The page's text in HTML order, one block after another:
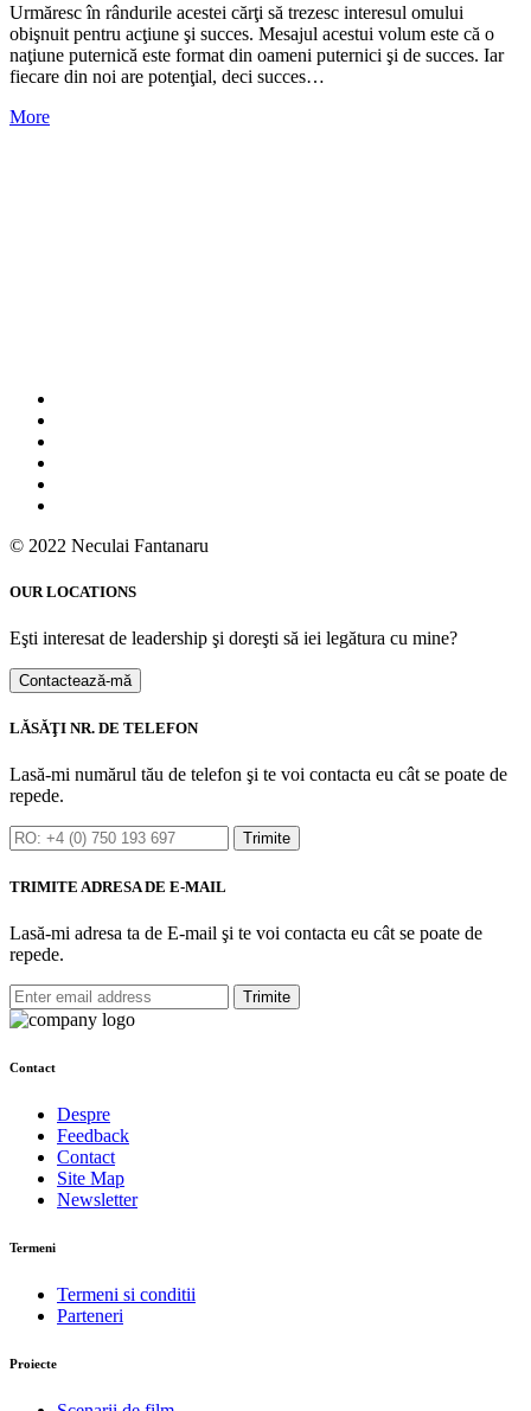
Urmăresc în rândurile acestei cărţi să trezesc interesul omului
obişnuit pentru acţiune şi succes. Mesajul acestui volum este că o
naţiune puternică este format din oameni puternici şi de succes. Iar
fiecare din noi are potenţial, deci succes…
More
© 2022 Neculai Fantanaru
OUR LOCATIONS
Eşti interesat de leadership şi doreşti să iei legătura cu mine?
Contactează-mă
LĂSĂŢI NR. DE TELEFON
Lasă-mi numărul tău de telefon şi te voi contacta eu cât se poate de
repede.
Trimite
TRIMITE ADRESA DE E-MAIL
Lasă-mi adresa ta de E-mail şi te voi contacta eu cât se poate de
repede.
Trimite
Contact
Despre
Feedback
Contact
Site Map
Newsletter
Termeni
Termeni si conditii
Parteneri
Proiecte